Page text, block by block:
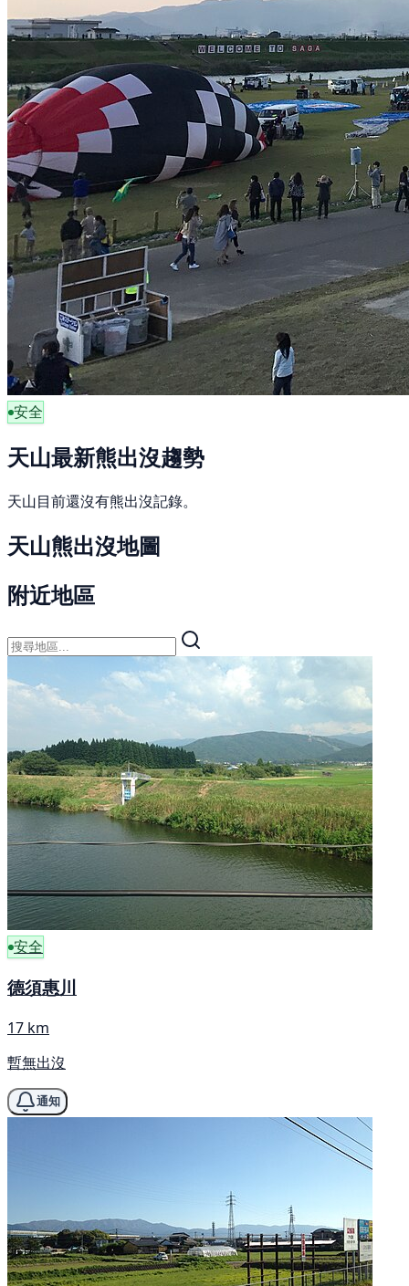
安全
天山最新熊出沒趨勢
天山目前還沒有熊出沒記錄。
天山熊出沒地圖
附近地區
安全
德須惠川
17 km
暫無出沒
通知